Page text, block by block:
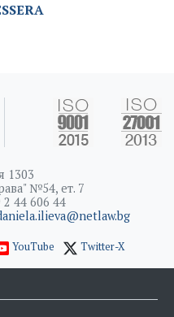
1303
№54, ет. 7
44 606 44
YouTube Twitter-X